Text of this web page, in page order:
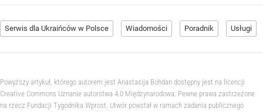
Serwis dla Ukraińców w Polsce Wiadomości Poradnik Usługi
Powyższy artykuł, którego autorem jest Anastasija Bohdan dostępny jest na licencji
Creative Commons Uznanie autorstwa 4.0 Międzynarodowa. Pewne prawa zastrzeżone
na rzecz Fundacji Tygodnika Wprost. Utwór powstał w ramach zadania publicznego